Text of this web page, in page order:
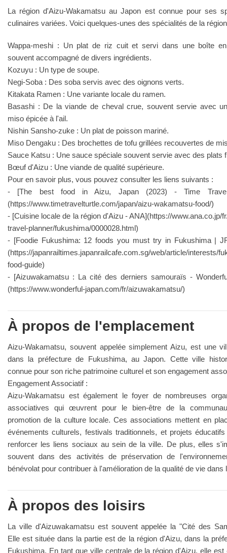
La région d'Aizu-Wakamatsu au Japon est connue pour ses
culinaires variées. Voici quelques-unes des spécialités de la
Wappa-meshi : Un plat de riz cuit et servi dans une boîte
souvent accompagné de divers ingrédients.
Kozuyu : Un type de soupe.
Negi-Soba : Des soba servis avec des oignons verts.
Kitakata Ramen : Une variante locale du ramen.
Basashi : De la viande de cheval crue, souvent servie avec
miso épicée à l'ail.
Nishin Sansho-zuke : Un plat de poisson mariné.
Miso Dengaku : Des brochettes de tofu grillées recouvertes de
Sauce Katsu : Une sauce spéciale souvent servie avec des plats
Bœuf d'Aizu : Une viande de qualité supérieure.
Pour en savoir plus, vous pouvez consulter les liens suivants :
- [The best food in Aizu, Japan (2023) - Time
(https://www.timetravelturtle.com/japan/aizu-wakamatsu-food/)
- [Cuisine locale de la région d'Aizu - ANA](https://www.ana.co.jp/
travel-planner/fukushima/0000028.html)
- [Foodie Fukushima: 12 foods you must try in Fukushima |
(https://japanrailtimes.japanrailcafe.com.sg/web/article/interests/
food-guide)
- [Aizuwakamatsu : La cité des derniers samouraïs -
(https://www.wonderful-japan.com/fr/aizuwakamatsu/)
À propos de l'emplacement
Aizu-Wakamatsu, souvent appelée simplement Aizu, est une
dans la préfecture de Fukushima, au Japon. Cette ville
connue pour son riche patrimoine culturel et son engagement
Engagement Associatif :
Aizu-Wakamatsu est également le foyer de nombreuses
associatives qui œuvrent pour le bien-être de la
promotion de la culture locale. Ces associations mettent en
événements culturels, festivals traditionnels, et projets
renforcer les liens sociaux au sein de la ville. De plus, elles
souvent dans des activités de préservation de
bénévolat pour contribuer à l'amélioration de la qualité de vie dans
À propos des loisirs
La ville d'Aizuwakamatsu est souvent appelée la "Cité des
Elle est située dans la partie est de la région d'Aizu, dans la
Fukushima. En tant que ville centrale de la région d'Aizu, elle est